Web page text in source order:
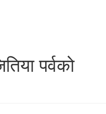
पर्वको